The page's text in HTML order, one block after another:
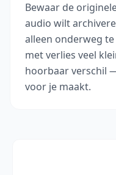
Bewaar de
audio wilt
alleen onderweg
met verlies veel
hoorbaar verschil
voor je maakt.